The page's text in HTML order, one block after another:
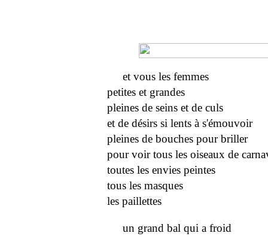
et vous les femmes
petites et grandes
pleines de seins et de culs
et de désirs si lents à s'émouvoir
pleines de bouches pour briller
pour voir tous les oiseaux de
toutes les envies peintes
tous les masques
les paillettes
un grand bal qui a froid